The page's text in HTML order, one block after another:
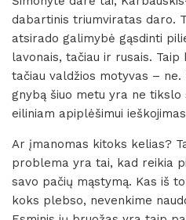
dabartinis triumviratas daro.
atsirado galimybė gąsdinti
lavonais, tačiau ir rusais.
tačiau valdžios motyvas –
gnybą šiuo metu yra ne tikslo
eiliniam apiplėšimui
Ar įmanomas kitoks kelias?
problema yra tai, kad reikia
savo pačių mąstymą. Kas iš
koks plebso, nevenkime